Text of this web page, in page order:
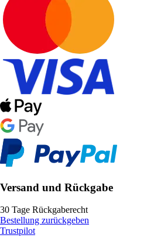
Versand und Rückgabe
30 Tage Rückgaberecht
Bestellung zurückgeben
Trustpilot